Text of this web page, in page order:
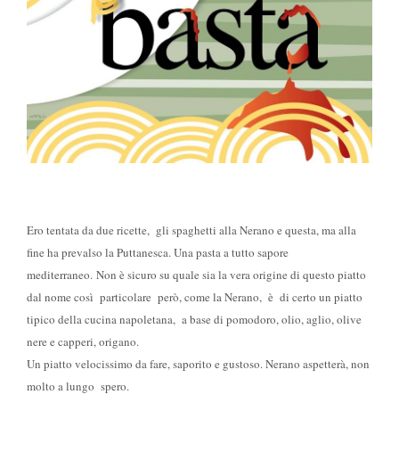
Ero tentata da due ricette, gli spaghetti alla Nerano e questa, ma alla
fine ha prevalso la Puttanesca. Una pasta a tutto sapore
mediterraneo. Non è sicuro su quale sia la vera origine di questo piatto
dal nome così particolare però, come la Nerano, è di certo un piatto
tipico della cucina napoletana, a base di pomodoro, olio, aglio, olive
nere e capperi, origano.
Un piatto velocissimo da fare, saporito e gustoso. Nerano aspetterà, non
molto a lungo spero.